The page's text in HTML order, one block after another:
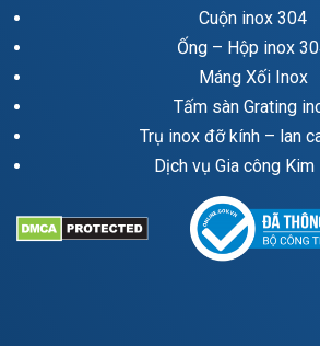
Cuộn inox 304
Ống – Hộp inox
Máng Xối Inox
Tấm sàn Grating
Trụ inox đỡ kính – lan
Dịch vụ Gia công Kim